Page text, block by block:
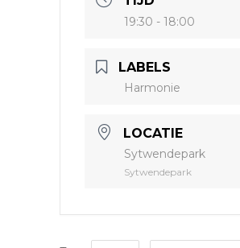
19:30 - 18:00
LABELS
Harmonie
LOCATIE
Sytwendepark
Sytwendepark